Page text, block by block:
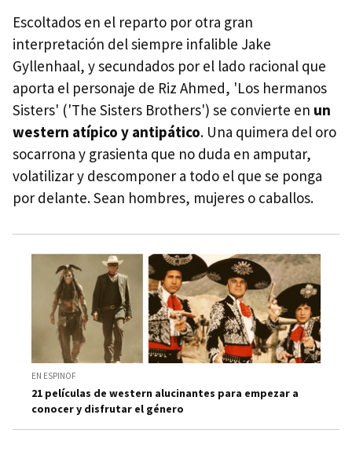
Escoltados en el reparto por otra gran
interpretación del siempre infalible Jake
Gyllenhaal, y secundados por el lado racional que
aporta el personaje de Riz Ahmed, 'Los hermanos
Sisters' ('The Sisters Brothers') se convierte en un
western atípico y antipático. Una quimera del oro
socarrona y grasienta que no duda en amputar,
volatilizar y descomponer a todo el que se ponga
por delante. Sean hombres, mujeres o caballos.
EN ESPINOF
21 películas de western alucinantes para empezar a
conocer y disfrutar el género